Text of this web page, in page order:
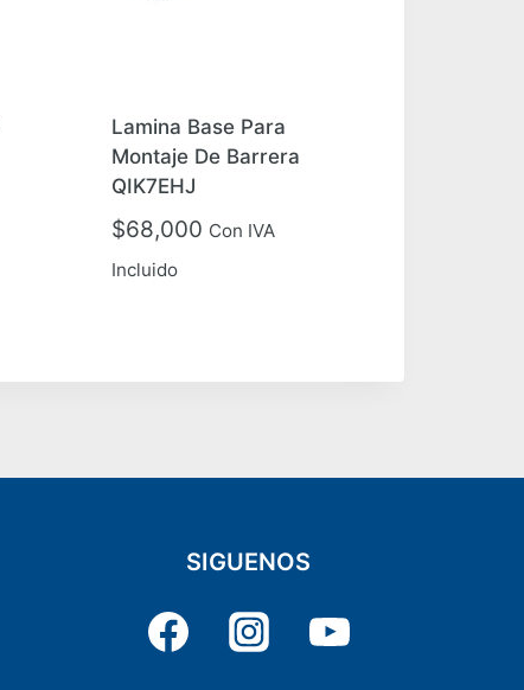
Lamina Base Para
Montaje De Barrera
QIK7EHJ
$68,000 Con IVA
Incluido
SIGUENOS